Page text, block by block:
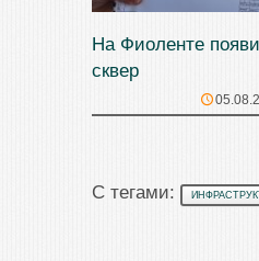
На Фиоленте
сквер
С тегами: